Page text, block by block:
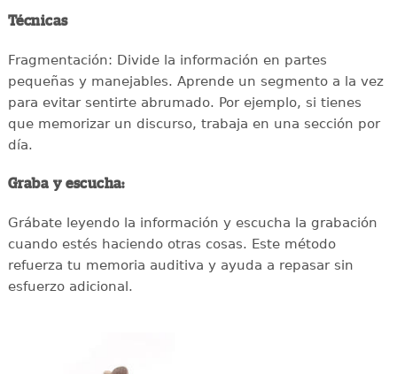
Técnicas
Fragmentación: Divide la información en partes
pequeñas y manejables. Aprende un segmento a la vez
para evitar sentirte abrumado. Por ejemplo, si tienes
que memorizar un discurso, trabaja en una sección por
día.
Graba y escucha:
Grábate leyendo la información y escucha la grabación
cuando estés haciendo otras cosas. Este método
refuerza tu memoria auditiva y ayuda a repasar sin
esfuerzo adicional.